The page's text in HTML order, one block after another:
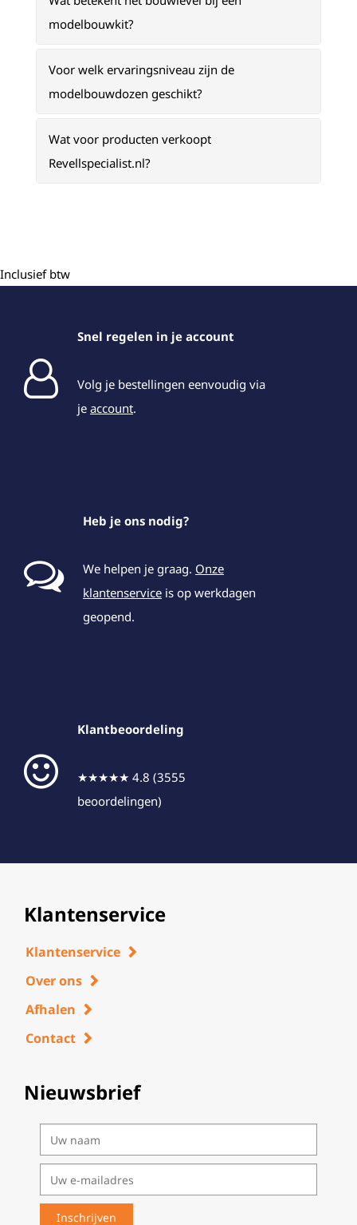
modelbouwkit?
Voor welk ervaringsniveau zijn de
modelbouwdozen geschikt?
Wat voor producten verkoopt
Revellspecialist.nl?
Inclusief btw
Snel regelen in je account
Volg je bestellingen eenvoudig via
je account.
Heb je ons nodig?
We helpen je graag. Onze
klantenservice is op werkdagen
geopend.
Klantbeoordeling
★★★★★ 4.8 (3555
beoordelingen)
Klantenservice
Klantenservice
Over ons
Afhalen
Contact
Nieuwsbrief